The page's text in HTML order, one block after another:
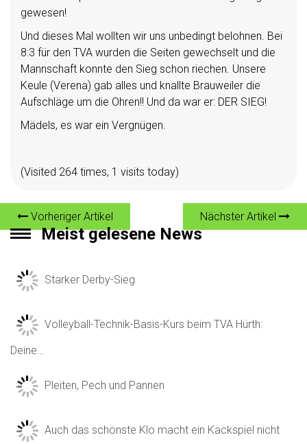
gewesen!
Und dieses Mal wollten wir uns unbedingt belohnen. Bei
8:3 für den TVA wurden die Seiten gewechselt und die
Mannschaft konnte den Sieg schon riechen. Unsere
Keule (Verena) gab alles und knallte Brauweiler die
Aufschläge um die Ohren!! Und da war er: DER SIEG!
Mädels, es war ein Vergnügen.
(Visited 264 times, 1 visits today)
Vorheriger Artikel Nächster Artikel
Meist gelesene News
Starker Derby-Sieg
Volleyball-Technik-Basis-Kurs beim TVA Hürth:
Deine…
Pleiten, Pech und Pannen
Auch das schönste Klo macht ein Kackspiel nicht